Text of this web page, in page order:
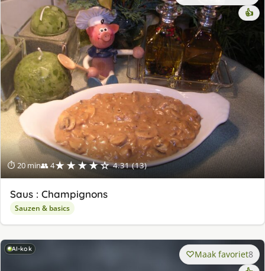
⏱ 20 min👥 4★★★★☆ 4.31 (13)
👍
Saus : Champignons
Sauzen & basics
AI-kok Maak favoriet8